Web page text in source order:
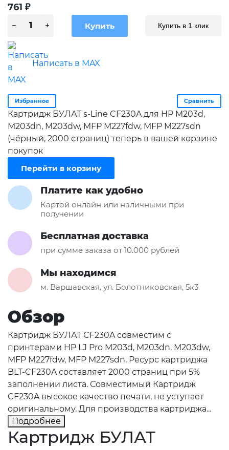
761 ₽
Купить в 1 клик
Написать в MAX
Избранное Сравнить
Картридж БУЛАТ s-Line CF230A для HP M203d,
M203dn, M203dw, MFP M227fdw, MFP M227sdn
(чёрный, 2000 страниц) теперь в вашей корзине
покупок
Перейти в корзину
Платите как удобно
Картой онлайн или наличными при
получении
Бесплатная доставка
при сумме заказа от 10.000 рублей
Мы находимся
м. Варшавская, ул. Болотниковская, 5к3
Обзор
Картридж БУЛАТ CF230A совместим с
принтерами HP LJ Pro M203d, M203dn, M203dw,
MFP M227fdw, MFP M227sdn. Ресурс картриджа
BLT-CF230A составляет 2000 страниц при 5%
заполнении листа. Совместимый Картридж
CF230A высокое качество печати, не уступает
оригинальному. Для производства картриджа...
Подробнее
Картридж БУЛАТ